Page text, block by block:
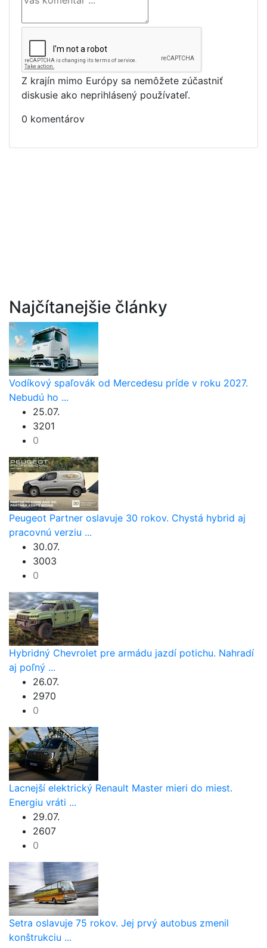
Z krajín mimo Európy sa nemôžete zúčastniť
diskusie ako neprihlásený používateľ.
0 komentárov
Najčítanejšie články
Vodíkový spaľovák od Mercedesu príde v roku 2027.
Nebudú ho ...
25.07.
3201
0
Peugeot Partner oslavuje 30 rokov. Chystá hybrid aj
pracovnú verziu ...
30.07.
3003
0
Hybridný Chevrolet pre armádu jazdí potichu. Nahradí
aj poľný ...
26.07.
2970
0
Lacnejší elektrický Renault Master mieri do miest.
Energiu vráti ...
29.07.
2607
0
Setra oslavuje 75 rokov. Jej prvý autobus zmenil
konštrukciu ...